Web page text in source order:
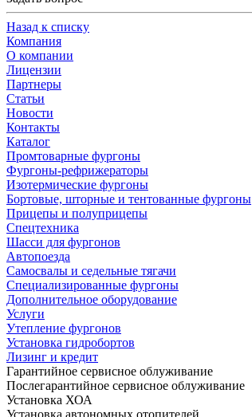
Назад к списку
Компания
О компании
Лицензии
Партнеры
Статьи
Новости
Контакты
Каталог
Промтоварные фургоны
Фургоны-рефрижераторы
Изотермические фургоны
Бортовые, шторные и тентованные фургоны
Прицепы и полуприцепы
Спецтехника
Шасси для фургонов
Автопоезда
Самосвалы и седельные тягачи
Специализированные фургоны
Дополнительное оборудование
Услуги
Утепление фургонов
Установка гидробортов
Лизинг и кредит
Гарантийное сервисное облуживание
Послегарантийное сервисное облуживание
Установка ХОА
Установка автономных отопителей